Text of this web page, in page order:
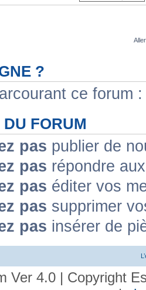
?
ce forum
FORUM
pas publier de
pas répondre
pas éditer vos
pas supprimer
pas insérer de
Ver 4.0 | Copyright